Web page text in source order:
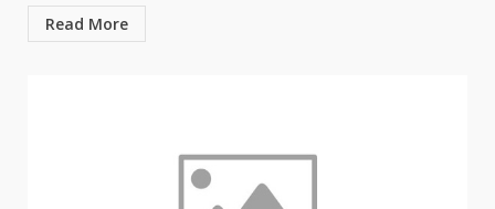
Read More